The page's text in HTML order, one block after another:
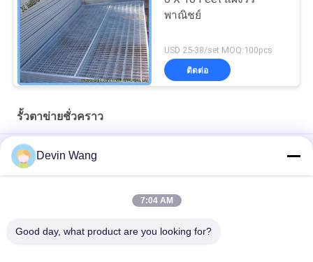
พาณิชย์
USD 25-38/set MOQ:100pcs
ติดต่อ
รั้วตาข่ายชั่วคราว
รั้วลวดชั่วคราว
Devin Wang
7:04 AM
Good day, what product are you looking for?